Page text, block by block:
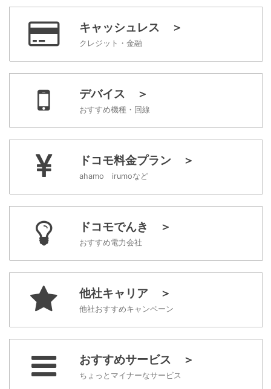
キャッシュレス ＞
クレジット・金融
デバイス ＞
おすすめ機種・回線
ドコモ料金プラン ＞
ahamo irumoなど
ドコモでんき ＞
おすすめ電力会社
他社キャリア ＞
他社おすすめキャンペーン
おすすめサービス ＞
ちょっとマイナーなサービス